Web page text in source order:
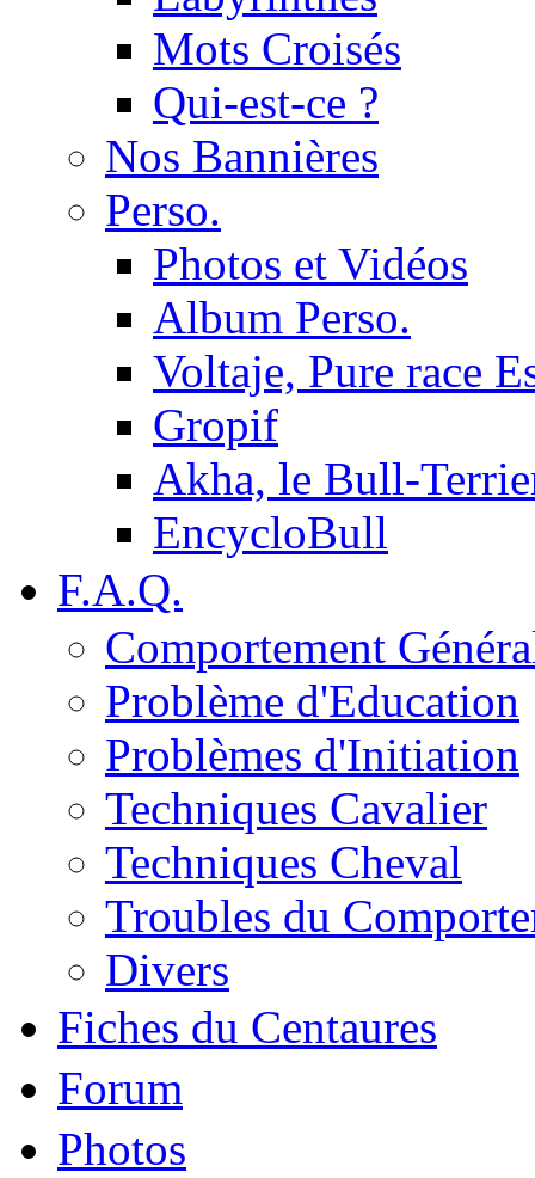
Mots Croisés
Qui-est-ce ?
Nos Bannières
Perso.
Photos et Vidéos
Album Perso.
Voltaje, Pure race
Gropif
Akha, le Bull-
EncycloBull
F.A.Q.
Comportement
Problème d'Education
Problèmes d'Initiation
Techniques Cavalier
Techniques Cheval
Troubles du
Divers
Fiches du Centaures
Forum
Photos